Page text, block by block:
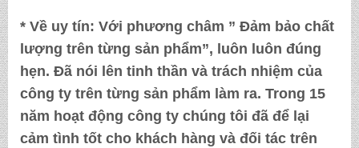
* Về uy tín: Với phương châm ” Đảm bảo chất
lượng trên từng sản phẩm”, luôn luôn đúng
hẹn. Đã nói lên tinh thần và trách nhiệm của
công ty trên từng sản phẩm làm ra. Trong 15
năm hoạt động công ty chúng tôi đã để lại
cảm tình tốt cho khách hàng và đối tác trên